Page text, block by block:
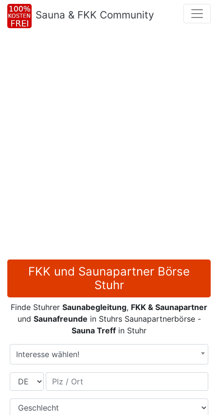
Sauna & FKK Community
FKK und Saunapartner Börse
Stuhr
Finde Stuhrer Saunabegleitung, FKK & Saunapartner
und Saunafreunde in Stuhrs Saunapartnerbörse -
Sauna Treff in Stuhr
Interesse wählen!
Land Plz / Ort
Geschlecht